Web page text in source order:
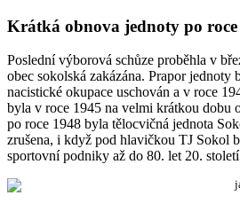
Krátká obnova jednoty po roce
Poslední výborová schůze proběhla v
obec sokolská zakázána. Prapor jednoty
nacistické okupace uschován a v roce
byla v roce 1945 na velmi krátkou dobu
po roce 1948 byla tělocvičná jednota
zrušena, i když pod hlavičkou TJ Sokol
sportovní podniky až do 80. let 20.